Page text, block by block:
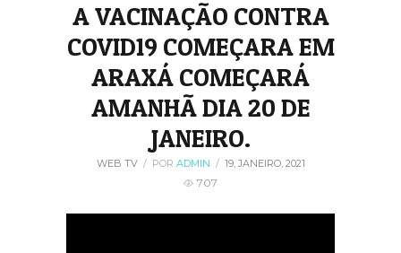
A VACINAÇÃO CONTRA
COVID19 COMEÇARA EM
ARAXÁ COMEÇARÁ
AMANHÃ DIA 20 DE
JANEIRO.
WEB TV/ POR ADMIN / 19, JANEIRO, 2021
707